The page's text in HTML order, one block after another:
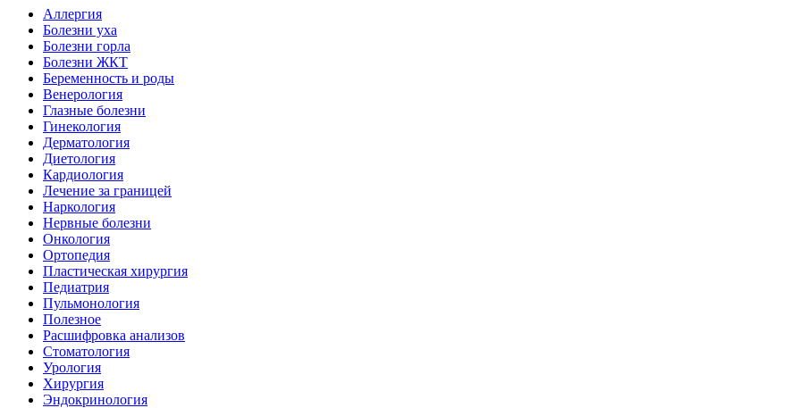
Аллергия
Болезни уха
Болезни горла
Болезни ЖКТ
Беременность и роды
Венерология
Глазные болезни
Гинекология
Дерматология
Диетология
Кардиология
Лечение за границей
Наркология
Нервные болезни
Онкология
Ортопедия
Пластическая хирургия
Педиатрия
Пульмонология
Полезное
Расшифровка анализов
Стоматология
Урология
Хирургия
Эндокринология